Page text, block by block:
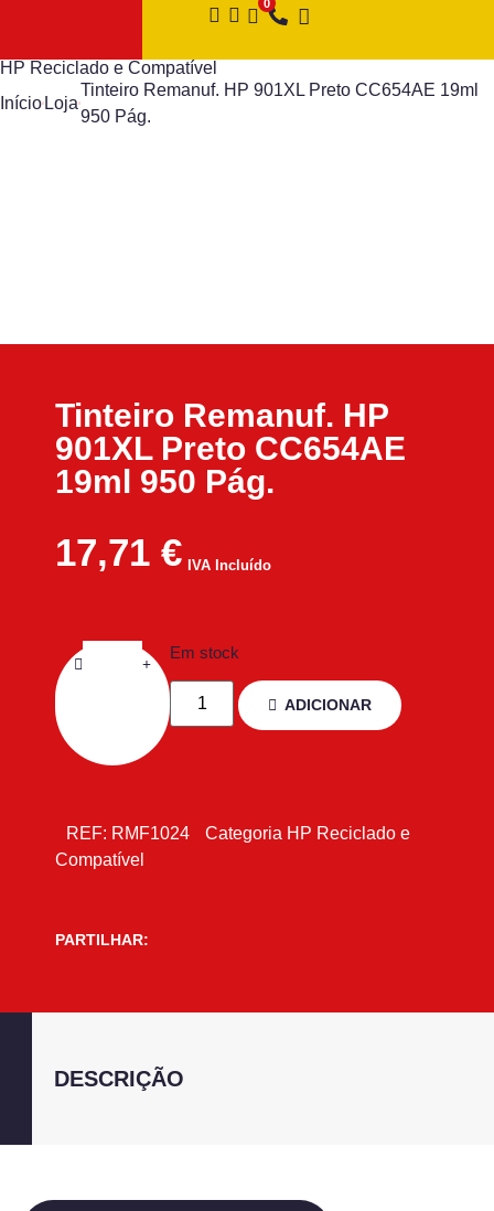
HP Reciclado e Compatível
Início Loja
Tinteiro Remanuf. HP 901XL Preto CC654AE 19ml
950 Pág.
Tinteiro Remanuf. HP
901XL Preto CC654AE
19ml 950 Pág.
17,71 € IVA Incluído
Em stock
ADICIONAR
REF: RMF1024 Categoria HP Reciclado e
Compatível
PARTILHAR:
DESCRIÇÃO